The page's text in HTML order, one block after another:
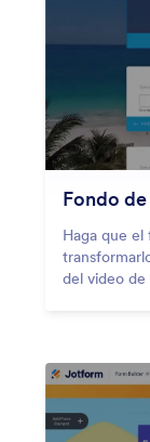
Fondo
Haga que el
del video de